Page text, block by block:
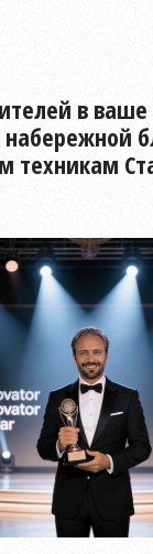
в
набережной
техникам